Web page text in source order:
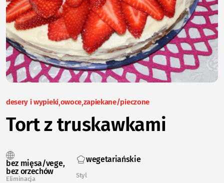
desery i wypieki owoce zapiekane/pieczone
Tort z truskawkami
bez mięsa/vege
bez orzechów
Eliminacja
wegetariańskie
Styl